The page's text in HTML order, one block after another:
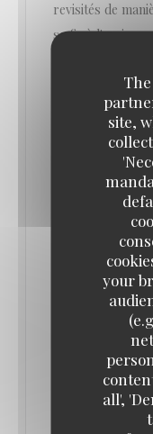
site,
your
all',
revisités de
se fie à
Dans les
croquettes
Des entrées où
gras s'invitent
concurrence
En plat, la part
Amoureux du
viande,
must (24 €).
contenter d'un
d'un plat de
On vous